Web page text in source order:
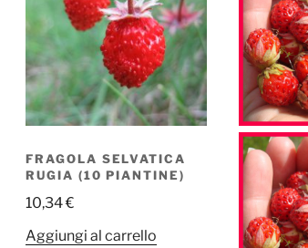
FRAGOLA SELVATICA
RUGIA (10 PIANTINE)
10,34€
Aggiungi al carrello